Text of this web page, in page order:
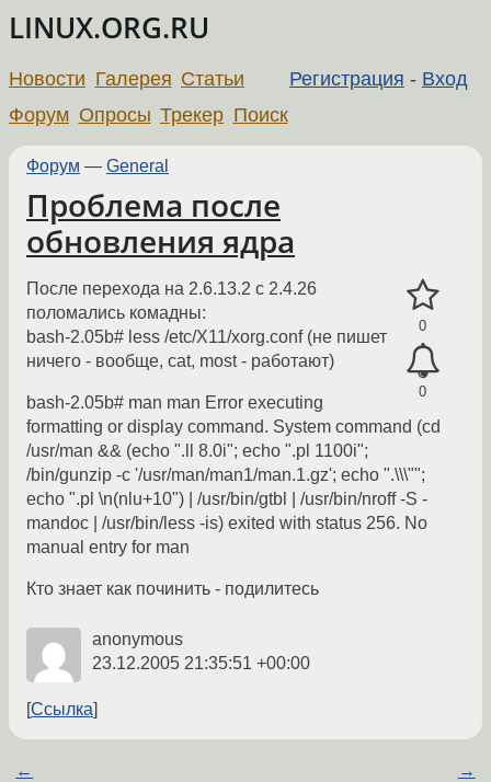
LINUX.ORG.RU
Регистрация - Вход
Новости Галерея Статьи
Форум Опросы Трекер Поиск
Форум — General
Проблема после
обновления ядра
0
0
После перехода на 2.6.13.2 с 2.4.26
поломались комадны:
bash-2.05b# less /etc/X11/xorg.conf (не пишет
ничего - вообще, cat, most - работают)
bash-2.05b# man man Error executing
formatting or display command. System command (cd
/usr/man && (echo ".ll 8.0i"; echo ".pl 1100i";
/bin/gunzip -c '/usr/man/man1/man.1.gz'; echo ".\\\"";
echo ".pl \n(nlu+10") | /usr/bin/gtbl | /usr/bin/nroff -S -
mandoc | /usr/bin/less -is) exited with status 256. No
manual entry for man
Кто знает как починить - подилитесь
anonymous
23.12.2005 21:35:51 +00:00
Ссылка
← →